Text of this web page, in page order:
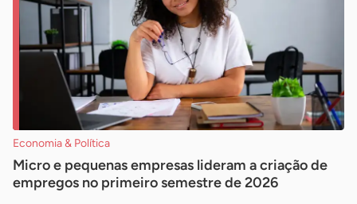
Economia & Política
Micro e pequenas empresas lideram a criação de
empregos no primeiro semestre de 2026